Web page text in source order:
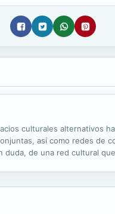
culturales alternativos
así como redes de
de una red cultural